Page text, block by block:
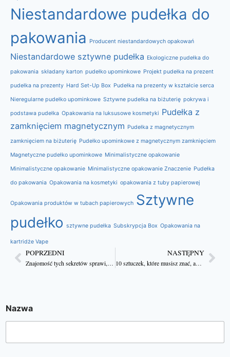
Niestandardowe pudełka do
pakowania
Producent niestandardowych opakowań
Niestandardowe sztywne pudełka Ekologiczne pudełka do
pakowania składany karton pudełko upominkowe Projekt pudełka na prezent
pudełka na prezenty Hard Set-Up Box Pudełka na prezenty w kształcie serca
Nieregularne pudełko upominkowe Sztywne pudełka na biżuterię pokrywa i
podstawa pudełka Opakowania na luksusowe kosmetyki Pudełka z
zamknięciem magnetycznym Pudełka z magnetycznym
zamknięciem na biżuterię Pudełko upominkowe z magnetycznym zamknięciem
Magnetyczne pudełko upominkowe Minimalistyczne opakowanie
Minimalistyczne opakowanie Minimalistyczne opakowanie Znaczenie Pudełka
do pakowania Opakowania na kosmetyki opakowania z tuby papierowej
Opakowania produktów w tubach papierowych Sztywne
pudełko sztywne pudełka Subskrypcja Box Opakowania na
kartridże Vape
POPRZEDNI
Znajomość tych sekretów sprawi, że niestandardowe pudełka na świece będą wyglądać niesamowicie
NASTĘPNY
10 sztuczek, które musisz znać, aby uzyskać oszałamiające projekty pudełek na świece
Nazwa